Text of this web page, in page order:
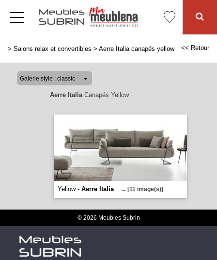
> Salons relax et convertibles > Aerre Italia canapés yellow << Retour
Aerre ItaliaCanapés Yellow
Yellow - Aerre Italia ... [11 image(s)]
© 2026 Meubles Subrin